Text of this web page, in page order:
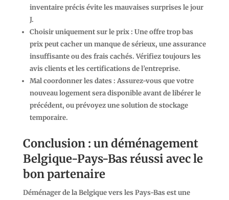
inventaire précis évite les mauvaises surprises le jour
J.
Choisir uniquement sur le prix: Une offre trop bas
prix peut cacher un manque de sérieux, une assurance
insuffisante ou des frais cachés. Vérifiez toujours les
avis clients et les certifications de l’entreprise.
Mal coordonner les dates : Assurez-vous que votre
nouveau logement sera disponible avant de libérer le
précédent, ou prévoyez une solution de stockage
temporaire.
Conclusion : un déménagement
Belgique-Pays-Bas réussi avec le
bon partenaire
Déménager de la Belgique vers les Pays-Bas est une